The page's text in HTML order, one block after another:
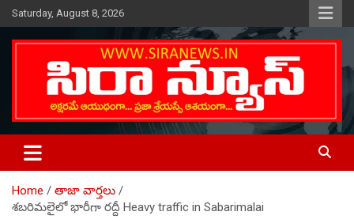
Skip
to
content
Saturday, August 8, 2026
SIRA NEWS
Telugu Online News Daily
Home
తాజా వార్తలు
శబరిమలైలో భారీగా రద్దీ Heavy traffic in Sabarimalai